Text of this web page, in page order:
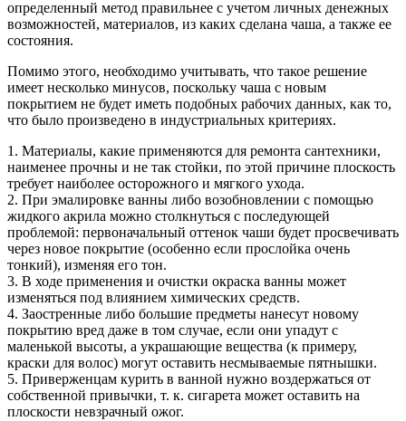
определенный метод правильнее с учетом личных денежных
возможностей, материалов, из каких сделана чаша, а также ее
состояния.
Помимо этого, необходимо учитывать, что такое решение
имеет несколько минусов, поскольку чаша с новым
покрытием не будет иметь подобных рабочих данных, как то,
что было произведено в индустриальных критериях.
1. Материалы, какие применяются для ремонта сантехники,
наименее прочны и не так стойки, по этой причине плоскость
требует наиболее осторожного и мягкого ухода.
2. При эмалировке ванны либо возобновлении с помощью
жидкого акрила можно столкнуться с последующей
проблемой: первоначальный оттенок чаши будет просвечивать
через новое покрытие (особенно если прослойка очень
тонкий), изменяя его тон.
3. В ходе применения и очистки окраска ванны может
изменяться под влиянием химических средств.
4. Заостренные либо большие предметы нанесут новому
покрытию вред даже в том случае, если они упадут с
маленькой высоты, а украшающие вещества (к примеру,
краски для волос) могут оставить несмываемые пятнышки.
5. Приверженцам курить в ванной нужно воздержаться от
собственной привычки, т. к. сигарета может оставить на
плоскости невзрачный ожог.